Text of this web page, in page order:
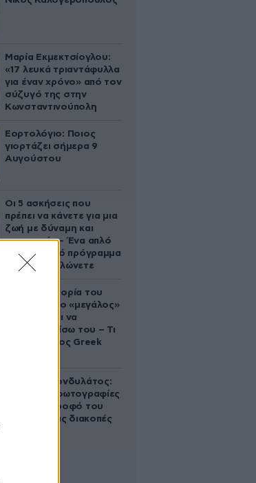
Μαρία Εκμεκτσίογλου:
«17 λευκά τριαντάφυλλα
για έναν χρόνο» από τον
σύζυγό της στην
Κωνσταντινούπολη
Εορτολόγιο: Ποιος
γιορτάζει σήμερα 9
Αυγούστου
Οι 5 ασκήσεις που
πρέπει να κάνετε για μια
ζωή με δύναμη και
αυτονομία – Ένα απλό
αλλά ιδανικό πρόγραμμα
καθώς μεγαλώνετε
Η αυτοκρατορία του
«Έντικ» και ο «μεγάλος»
που φέρεται να
βρίσκεται πίσω του – Τι
ορίζει ο όρος Greek
Περικλής Κονδυλάτος:
Οι πρώτες φωτογραφίες
με τη σύντροφό του
Ελίνα από τις διακοπές